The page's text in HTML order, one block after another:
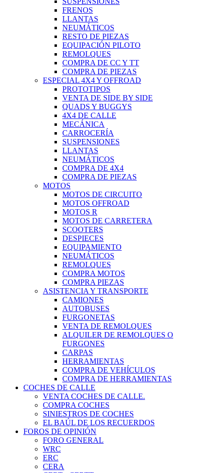
FRENOS
LLANTAS
NEUMÁTICOS
RESTO DE PIEZAS
EQUIPACIÓN PILOTO
REMOLQUES
COMPRA DE CC Y TT
COMPRA DE PIEZAS
ESPECIAL 4X4 Y OFFROAD
PROTOTIPOS
VENTA DE SIDE BY SIDE
QUADS Y BUGGYS
4X4 DE CALLE
MECÁNICA
CARROCERÍA
SUSPENSIONES
LLANTAS
NEUMÁTICOS
COMPRA DE 4X4
COMPRA DE PIEZAS
MOTOS
MOTOS DE CIRCUITO
MOTOS OFFROAD
MOTOS R
MOTOS DE CARRETERA
SCOOTERS
DESPIECES
EQUIPAMIENTO
NEUMÁTICOS
REMOLQUES
COMPRA MOTOS
COMPRA PIEZAS
ASISTENCIA Y TRANSPORTE
CAMIONES
AUTOBUSES
FURGONETAS
VENTA DE REMOLQUES
ALQUILER DE REMOLQUES O
FURGONES
CARPAS
HERRAMIENTAS
COMPRA DE VEHÍCULOS
COMPRA DE HERRAMIENTAS
COCHES DE CALLE
VENTA COCHES DE CALLE.
COMPRA COCHES
SINIESTROS DE COCHES
EL BAÚL DE LOS RECUERDOS
FOROS DE OPINIÓN
FORO GENERAL
WRC
ERC
CERA